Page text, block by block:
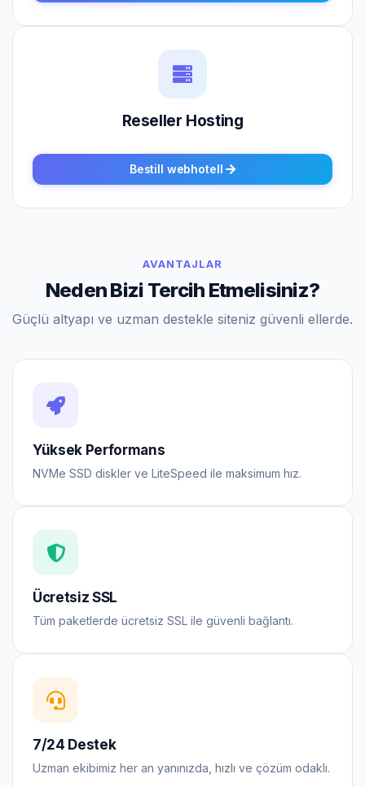
Reseller Hosting
Bestill webhotell
AVANTAJLAR
Neden Bizi Tercih Etmelisiniz?
Güçlü altyapı ve uzman destekle siteniz güvenli ellerde.
Yüksek Performans
NVMe SSD diskler ve LiteSpeed ile maksimum hız.
Ücretsiz SSL
Tüm paketlerde ücretsiz SSL ile güvenli bağlantı.
7/24 Destek
Uzman ekibimiz her an yanınızda, hızlı ve çözüm odaklı.